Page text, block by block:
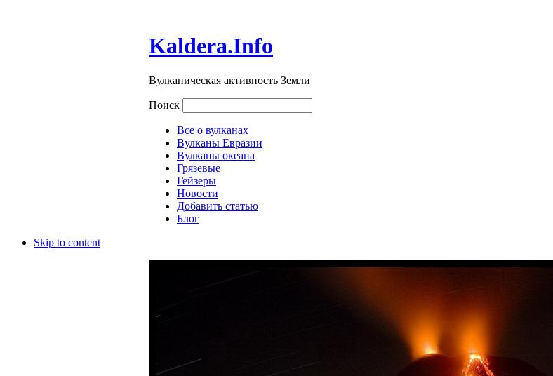
Kaldera.Info
Вулканическая активность Земли
Поиск
Все о вулканах
Вулканы Евразии
Вулканы океана
Грязевые
Гейзеры
Новости
Добавить статью
Блог
Skip to content